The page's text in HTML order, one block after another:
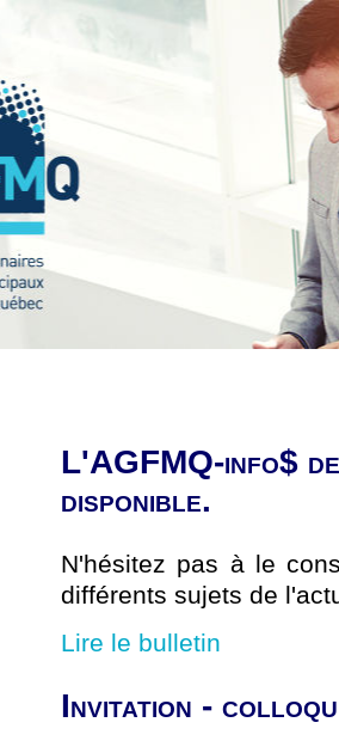
L'AGFMQ-info$
disponible.
N'hésitez pas à le
différents sujets de
Lire le bulletin
Invitation -